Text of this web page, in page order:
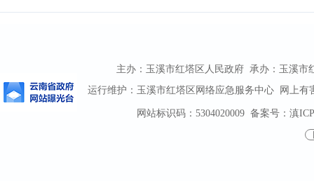
主办：玉溪市红塔区人民政府 承办：玉溪市
运行维护：玉溪市红塔区网络应急服务中心 网上有
网站标识码：5304020009备案号：滇